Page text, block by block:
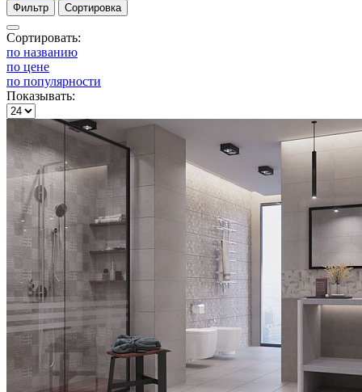
Фильтр Сортировка
Сортировать:
по названию
по цене
по популярности
Показывать: